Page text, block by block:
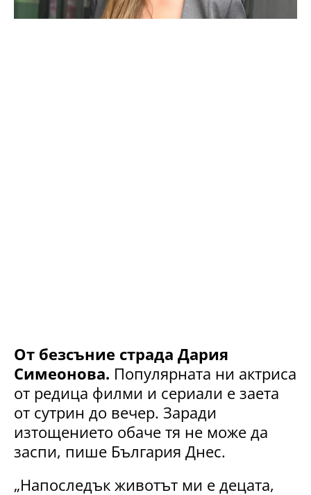
От безсъние страда Дария
Симеонова. Популярната ни актриса
от редица филми и сериали е заета
от сутрин до вечер. Заради
изтощението обаче тя не може да
заспи, пише България Днес.
„Напоследък животът ми е децата,